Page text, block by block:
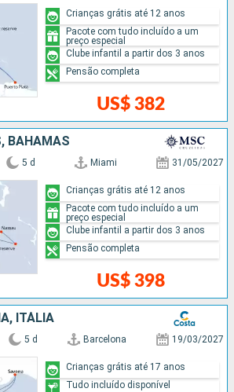
US$ 382
Crianças grátis até 12 anos
Pacote com tudo incluído a um
preço especial
Clube infantil a partir dos 3 anos
Pensão completa
BAHAMAS
5 d Miami 31/05/2027
US$ 398
Crianças grátis até 12 anos
Pacote com tudo incluído a um
preço especial
Clube infantil a partir dos 3 anos
Pensão completa
ITÁLIA
5 d Barcelona 19/03/2027
Crianças grátis até 17 anos
Tudo incluído disponível